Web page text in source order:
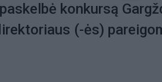
konkursą
(-ės)